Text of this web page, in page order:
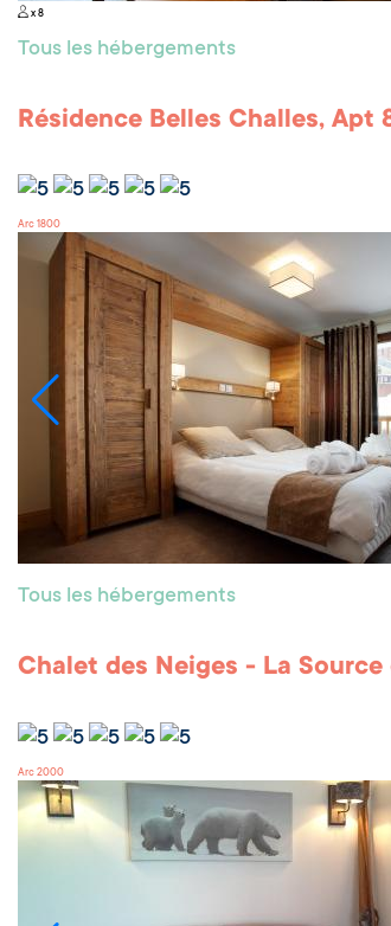
x 8
Tous les hébergements
Résidence Belles Challes, Apt
Arc 1800
Tous les hébergements
Chalet des Neiges - La Source
Arc 2000